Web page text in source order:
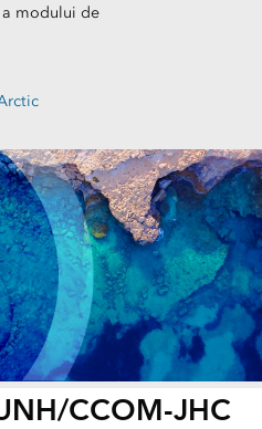
modului de
CCOM-JHC